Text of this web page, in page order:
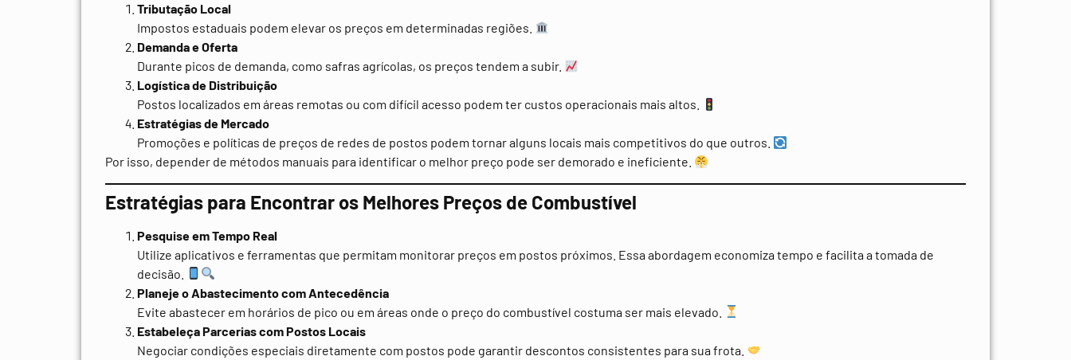
Tributação Local
Impostos estaduais podem elevar os preços em determinadas regiões.
Demanda e Oferta
Durante picos de demanda, como safras agrícolas, os preços tendem a subir.
Logística de Distribuição
Postos localizados em áreas remotas ou com difícil acesso podem ter custos operacionais mais altos.
Estratégias de Mercado
Promoções e políticas de preços de redes de postos podem tornar alguns locais mais competitivos do que outros.
Por isso, depender de métodos manuais para identificar o melhor preço pode ser demorado e ineficiente.
Estratégias para Encontrar os Melhores Preços de Combustível
Pesquise em Tempo Real
Utilize aplicativos e ferramentas que permitam monitorar preços em postos próximos. Essa abordagem economiza tempo e facilita a tomada de
decisão.
Planeje o Abastecimento com Antecedência
Evite abastecer em horários de pico ou em áreas onde o preço do combustível costuma ser mais elevado.
Estabeleça Parcerias com Postos Locais
Negociar condições especiais diretamente com postos pode garantir descontos consistentes para sua frota.